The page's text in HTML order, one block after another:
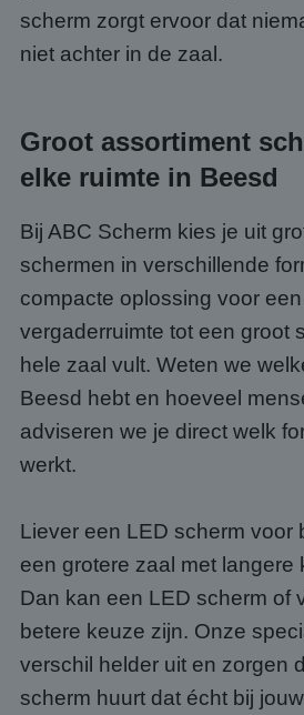
scherm zorgt ervoor dat
niet achter in de zaal.
Groot assortiment
elke ruimte in Beesd
Bij ABC Scherm kies je uit
schermen in verschillende
compacte oplossing voor
vergaderruimte tot een groot
hele zaal vult. Weten we
Beesd hebt en hoeveel
adviseren we je direct welk
werkt.
Liever een LED scherm voor
een grotere zaal met langere
Dan kan een LED scherm of
betere keuze zijn. Onze
verschil helder uit en zorgen
scherm huurt dat écht bij